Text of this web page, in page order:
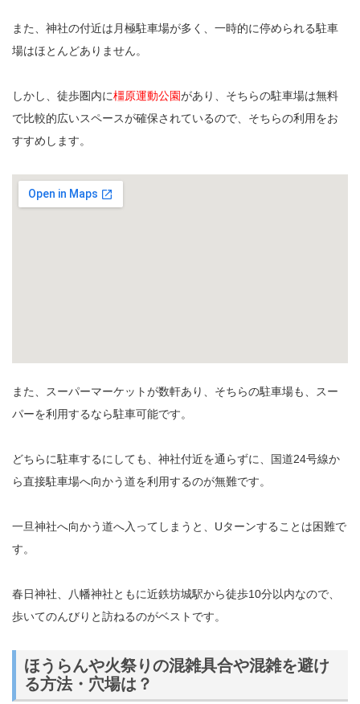
また、神社の付近は月極駐車場が多く、一時的に停められる駐車
場はほとんどありません。
しかし、徒歩圏内に橿原運動公園があり、そちらの駐車場は無料
で比較的広いスペースが確保されているので、そちらの利用をお
すすめします。
また、スーパーマーケットが数軒あり、そちらの駐車場も、スー
パーを利用するなら駐車可能です。
どちらに駐車するにしても、神社付近を通らずに、国道24号線か
ら直接駐車場へ向かう道を利用するのが無難です。
一旦神社へ向かう道へ入ってしまうと、Uターンすることは困難で
す。
春日神社、八幡神社ともに近鉄坊城駅から徒歩10分以内なので、
歩いてのんびりと訪ねるのがベストです。
ほうらんや火祭りの混雑具合や混雑を避け
る方法・穴場は？